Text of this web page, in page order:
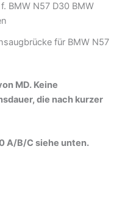
BMW N57 D30 BMW
für BMW N57
MD. Keine
die nach kurzer
A/B/C siehe unten.